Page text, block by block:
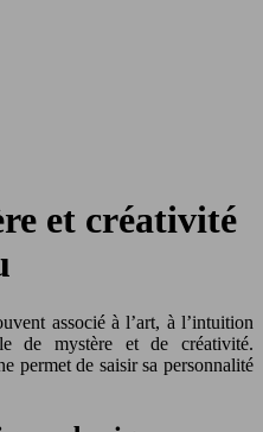
et créativité
associé à l’art, à l’intuition
de mystère et de créativité.
permet de saisir sa personnalité